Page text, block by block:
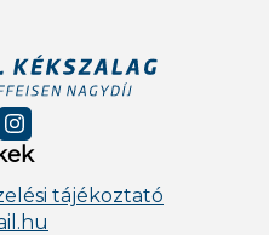
tájékoztató